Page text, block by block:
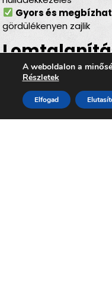
Gyors és
gördülékenyen zajlik
– ideális
helyzetben
A weboldalon a
Részletek
Elfogad